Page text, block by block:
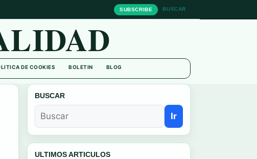
SUBSCRIBE BUSCAR
DE COOKIES BOLETIN BLOG
BUSCAR
Ir
ULTIMOS ARTICULOS